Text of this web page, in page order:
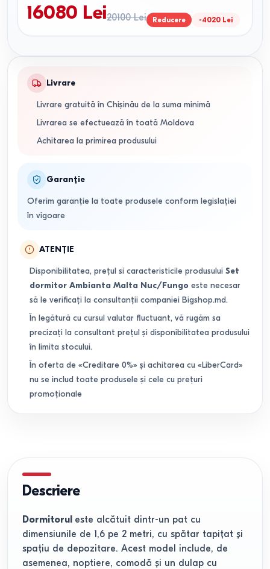
16080 Lei20100 Lei Reducere -4020 Lei
Livrare
Livrare gratuită în Chișinău de la suma minimă
Livrarea se efectuează în toată Moldova
Achitarea la primirea produsului
Garanție
Oferim garanție la toate produsele conform legislației
în vigoare
ATENȚIE
Disponibilitatea, prețul si caracteristicile produsului Set
dormitor Ambianta Malta Nuc/Fungo este necesar
să le verificați la consultanții companiei Bigshop.md.
În legătură cu cursul valutar fluctuant, vă rugăm sa
precizați la consultant prețul și disponibilitatea produsului
în limita stocului.
În oferta de «Creditare 0%» și achitarea cu «LiberCard»
nu se includ toate produsele și cele cu prețuri
promoționale
Descriere
Dormitorul este alcătuit dintr-un pat cu
dimensiunile de 1,6 pe 2 metri, cu spătar tapițat și
spațiu de depozitare. Acest model include, de
asemenea, noptiere, comodă și un dulap cu